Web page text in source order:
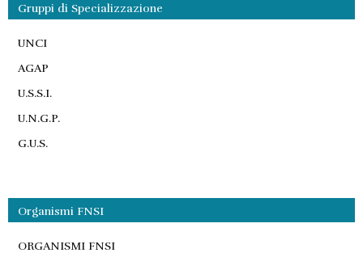
Gruppi di Specializzazione
UNCI
AGAP
U.S.S.I.
U.N.G.P.
G.U.S.
Organismi FNSI
ORGANISMI FNSI